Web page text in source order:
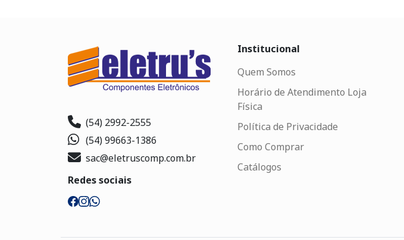
(54) 2992-2555
(54) 99663-1386
sac@eletruscomp.com.br
Redes sociais
Institucional
Quem Somos
Horário de Atendimento Loja
Física
Política de Privacidade
Como Comprar
Catálogos